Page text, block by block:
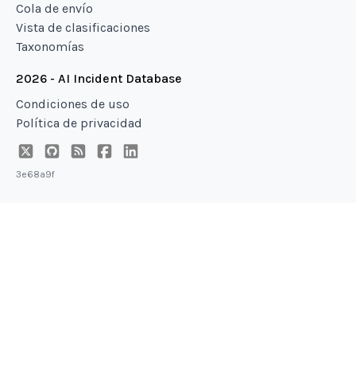
Cola de envío
Vista de clasificaciones
Taxonomías
2026 - AI Incident Database
Condiciones de uso
Política de privacidad
3e68a9f